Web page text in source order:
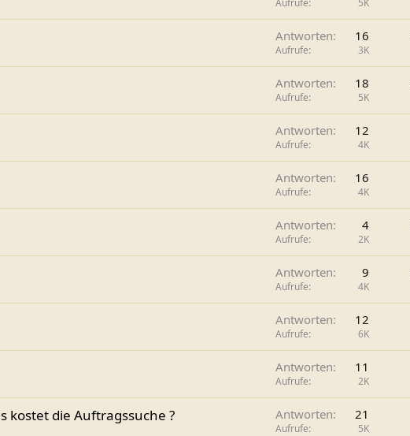
Antworten 16
Aufrufe 3K
Antworten 18
Aufrufe 5K
Antworten 12
Aufrufe 4K
Antworten 16
Aufrufe 4K
Antworten 4
Aufrufe 2K
Antworten 9
Aufrufe 4K
Antworten 12
Aufrufe 6K
Antworten 11
Aufrufe 2K
kostet die Auftragssuche ? Antworten 21
Aufrufe 5K